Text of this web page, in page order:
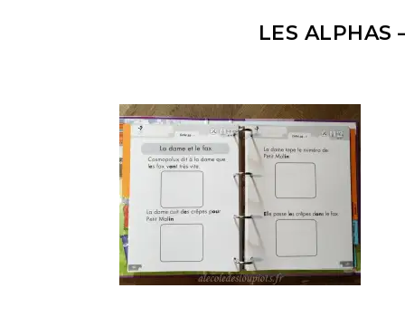
LES ALPHAS